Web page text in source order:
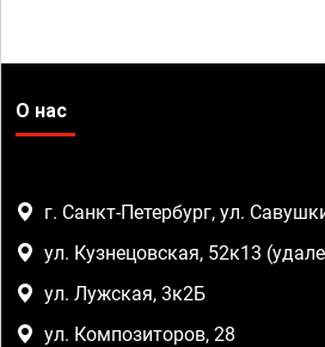
О нас
г. Санкт-Петербург, ул.
ул. Кузнецовская, 52к13
ул. Лужская, 3к2Б
ул. Композиторов, 28